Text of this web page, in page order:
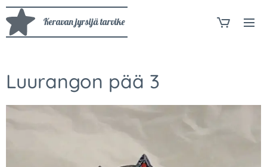
Keravan jyrsijä tarvike
Luurangon pää 3